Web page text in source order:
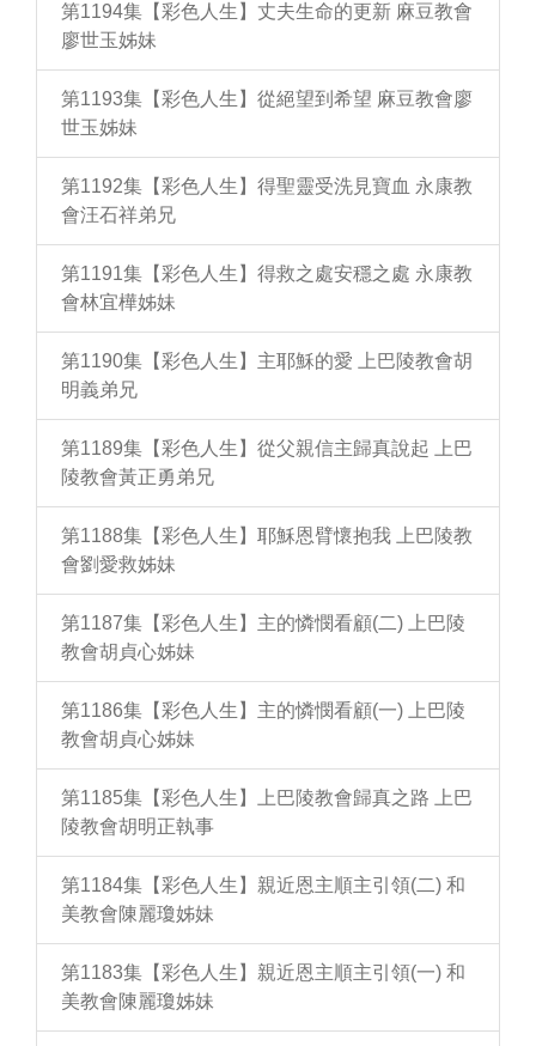
第1194集【彩色人生】丈夫生命的更新 麻豆教會
廖世玉姊妹
第1193集【彩色人生】從絕望到希望 麻豆教會廖
世玉姊妹
第1192集【彩色人生】得聖靈受洗見寶血 永康教
會汪石祥弟兄
第1191集【彩色人生】得救之處安穩之處 永康教
會林宜樺姊妹
第1190集【彩色人生】主耶穌的愛 上巴陵教會胡
明義弟兄
第1189集【彩色人生】從父親信主歸真說起 上巴
陵教會黃正勇弟兄
第1188集【彩色人生】耶穌恩臂懷抱我 上巴陵教
會劉愛救姊妹
第1187集【彩色人生】主的憐憫看顧(二) 上巴陵
教會胡貞心姊妹
第1186集【彩色人生】主的憐憫看顧(一) 上巴陵
教會胡貞心姊妹
第1185集【彩色人生】上巴陵教會歸真之路 上巴
陵教會胡明正執事
第1184集【彩色人生】親近恩主順主引領(二) 和
美教會陳麗瓊姊妹
第1183集【彩色人生】親近恩主順主引領(一) 和
美教會陳麗瓊姊妹